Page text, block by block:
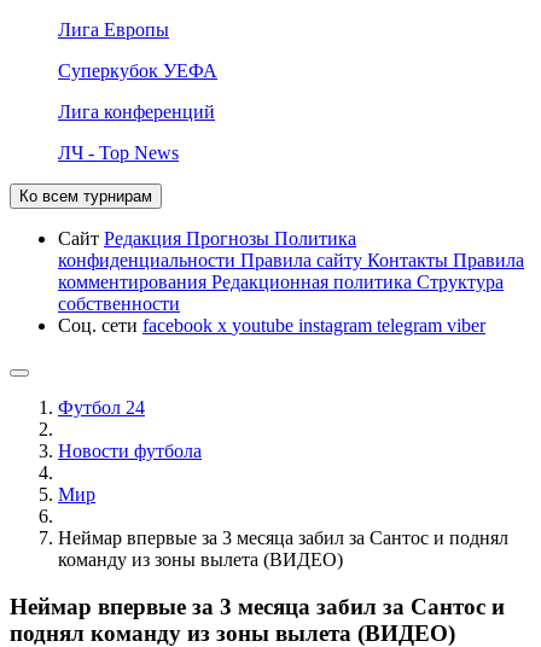
Лига Европы
Суперкубок УЕФА
Лига конференций
ЛЧ - Top News
Ко всем турнирам
Сайт Редакция Прогнозы Политика
конфиденциальности Правила сайту Контакты Правила
комментирования Редакционная политика Структура
собственности
Соц. сети facebook x youtube instagram telegram viber
Футбол 24
Новости футбола
Мир
Неймар впервые за 3 месяца забил за Сантос и поднял
команду из зоны вылета (ВИДЕО)
Неймар впервые за 3 месяца забил за Сантос и
поднял команду из зоны вылета (ВИДЕО)